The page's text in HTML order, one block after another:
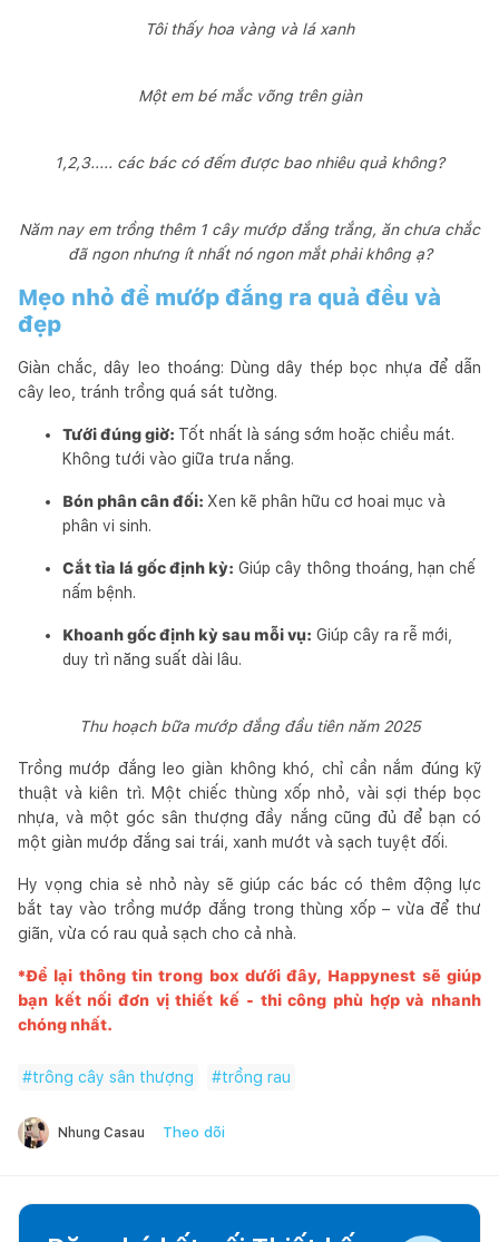
Tôi thấy hoa vàng và lá xanh
Một em bé mắc võng trên giàn
1,2,3..... các bác có đếm được bao nhiêu quả không?
Năm nay em trồng thêm 1 cây mướp đắng trắng, ăn chưa chắc
đã ngon nhưng ít nhất nó ngon mắt phải không ạ?
Mẹo nhỏ để mướp đắng ra quả đều và
đẹp
Giàn chắc, dây leo thoáng: Dùng dây thép bọc nhựa để dẫn
cây leo, tránh trồng quá sát tường.
Tưới đúng giờ: Tốt nhất là sáng sớm hoặc chiều mát.
Không tưới vào giữa trưa nắng.
Bón phân cân đối: Xen kẽ phân hữu cơ hoai mục và
phân vi sinh.
Cắt tỉa lá gốc định kỳ: Giúp cây thông thoáng, hạn chế
nấm bệnh.
Khoanh gốc định kỳ sau mỗi vụ: Giúp cây ra rễ mới,
duy trì năng suất dài lâu.
Thu hoạch bữa mướp đắng đầu tiên năm 2025
Trồng mướp đắng leo giàn không khó, chỉ cần nắm đúng kỹ
thuật và kiên trì. Một chiếc thùng xốp nhỏ, vài sợi thép bọc
nhựa, và một góc sân thượng đầy nắng cũng đủ để bạn có
một giàn mướp đắng sai trái, xanh mướt và sạch tuyệt đối.
Hy vọng chia sẻ nhỏ này sẽ giúp các bác có thêm động lực
bắt tay vào trồng mướp đắng trong thùng xốp – vừa để thư
giãn, vừa có rau quả sạch cho cả nhà.
*Để lại thông tin trong box dưới đây, Happynest sẽ giúp
bạn kết nối đơn vị thiết kế - thi công phù hợp và nhanh
chóng nhất.
#trông cây sân thượng #trồng rau
Nhung Casau Theo dõi